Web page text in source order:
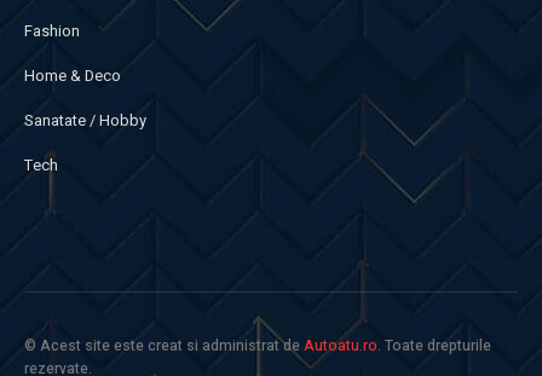
Fashion
Home & Deco
Sanatate / Hobby
Tech
© Acest site este creat si administrat deAutoatu.ro. Toate drepturile
rezervate.